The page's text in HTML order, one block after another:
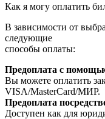
Как я могу оплатить
В зависимости от
следующие
способы оплаты:
Предоплата с
Вы можете оплатить
VISA/MasterСard/МИР.
Предоплата
Доступен как для